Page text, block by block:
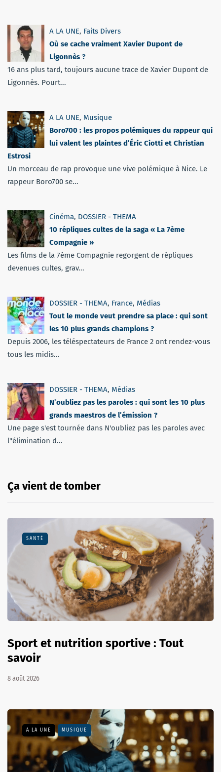
A LA UNE, Faits Divers
Où se cache vraiment Xavier Dupont de
Ligonnès ?
16 ans plus tard, toujours aucune trace de Xavier Dupont de
Ligonnès. Pourt...
A LA UNE, Musique
Boro700 : les propos polémiques du rappeur qui
lui valent les plaintes d’Éric Ciotti et Christian
Estrosi
Un morceau de rap provoque une vive polémique à Nice. Le
rappeur Boro700 se...
Cinéma, DOSSIER - THEMA
10 répliques cultes de la saga « La 7ème
Compagnie »
Les films de la 7ème Compagnie regorgent de répliques
devenues cultes, grav...
DOSSIER - THEMA, France, Médias
Tout le monde veut prendre sa place : qui sont
les 10 plus grands champions ?
Depuis 2006, les téléspectateurs de France 2 ont rendez-vous
tous les midis...
DOSSIER - THEMA, Médias
N’oubliez pas les paroles : qui sont les 10 plus
grands maestros de l’émission ?
Une page s'est tournée dans N'oubliez pas les paroles avec
l''élimination d...
Ça vient de tomber
SANTÉ
Sport et nutrition sportive : Tout
savoir
8 août 2026
A LA UNE MUSIQUE